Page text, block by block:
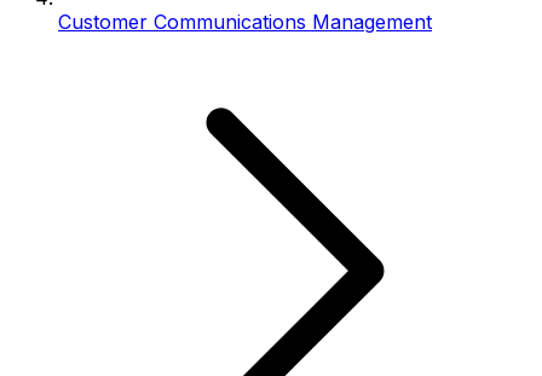
Customer Communications Management